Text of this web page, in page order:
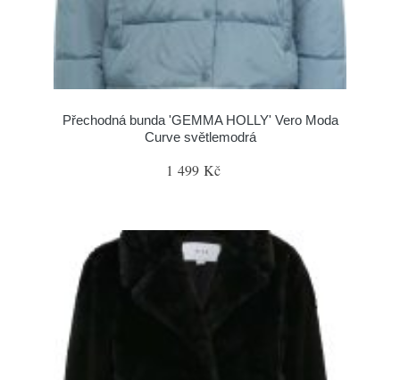
Přechodná bunda 'GEMMA HOLLY' Vero Moda
Curve světlemodrá
1 499 Kč